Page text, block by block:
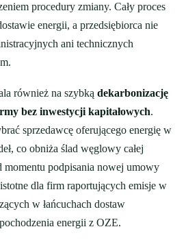
procedury zmiany. Cały proces
energii, a przedsiębiorca nie
ani technicznych
również na szybką dekarbonizację
bez inwestycji kapitałowych.
sprzedawcę oferującego energię w
co obniża ślad węglowy całej
momentu podpisania nowej umowy
dla firm raportujących emisje w
w łańcuchach dostaw
energii z OZE.